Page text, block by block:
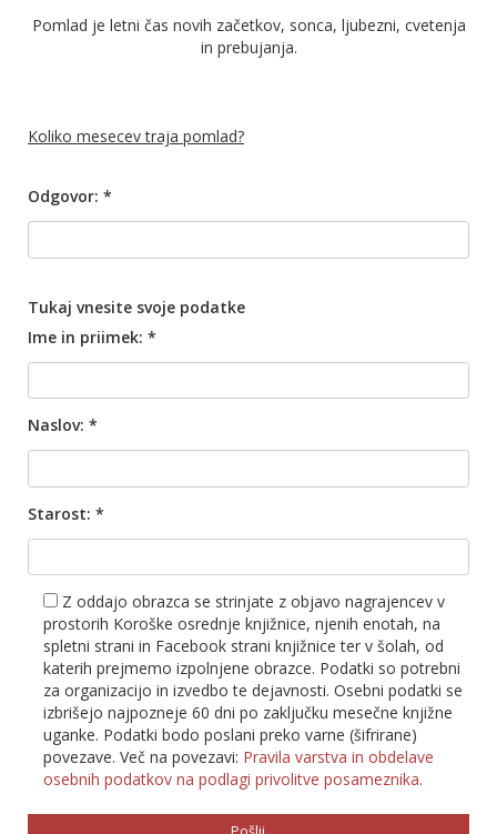
Pomlad je letni čas novih začetkov, sonca, ljubezni, cvetenja
in prebujanja.
Koliko mesecev traja pomlad?
Odgovor: *
Tukaj vnesite svoje podatke
Ime in priimek: *
Naslov: *
Starost: *
Z oddajo obrazca se strinjate z objavo nagrajencev v
prostorih Koroške osrednje knjižnice, njenih enotah, na
spletni strani in Facebook strani knjižnice ter v šolah, od
katerih prejmemo izpolnjene obrazce. Podatki so potrebni
za organizacijo in izvedbo te dejavnosti. Osebni podatki se
izbrišejo najpozneje 60 dni po zaključku mesečne knjižne
uganke. Podatki bodo poslani preko varne (šifrirane)
povezave. Več na povezavi: Pravila varstva in obdelave
osebnih podatkov na podlagi privolitve posameznika.